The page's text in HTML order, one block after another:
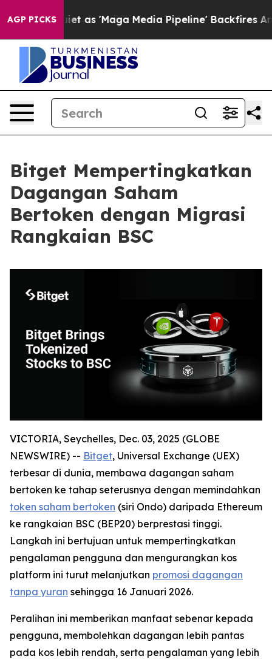
AGP PICKS
Quiet as 'Maga Media Pipeline' Backfires Amid
Bitget Mempertingkatkan
Dagangan Saham
Bertoken dengan Migrasi
Rangkaian BSC
VICTORIA, Seychelles, Dec. 03, 2025 (GLOBE
NEWSWIRE) -- Bitget, Universal Exchange (UEX)
terbesar di dunia, membawa dagangan saham
bertoken ke tahap seterusnya dengan memindahkan
token saham bertoken (siri Ondo) daripada Ethereum
ke rangkaian BSC (BEP20) berprestasi tinggi.
Langkah ini bertujuan untuk mempertingkatkan
pengalaman pengguna dan mengurangkan kos
platform ini turut melanjutkan promosi dagangan
tanpa yuran sehingga 16 Januari 2026.
Peralihan ini memberikan manfaat sebenar kepada
pengguna, membolehkan dagangan lebih pantas
pada kos lebih rendah, serta pengalaman yang lebih